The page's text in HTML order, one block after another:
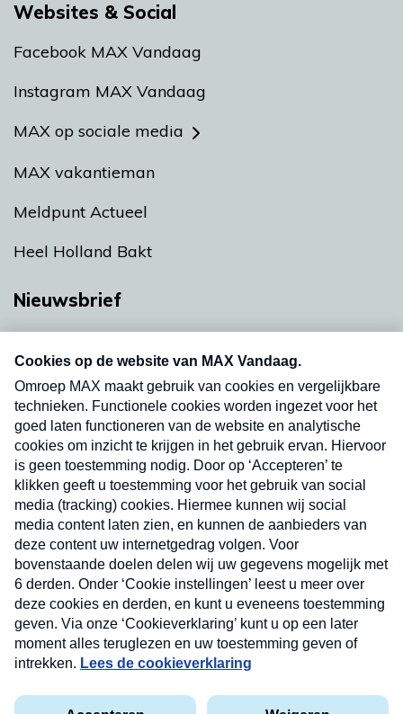
Websites & Social
Facebook MAX Vandaag
Instagram MAX Vandaag
MAX op sociale media
MAX vakantieman
Meldpunt Actueel
Heel Holland Bakt
Nieuwsbrief
nieuwsbrief. Elke vrijdag- en dinsdagochtend in
uw mailbox.
Verzend
Privacyverklaring
Cookieverklaring
Nieuwsbrief
Neem hier een gratis abonnement op onze
nieuwsbrief. Elke vrijdag- en dinsdagochtend in uw